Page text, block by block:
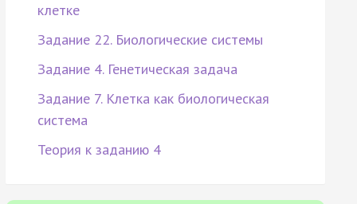
клетке
Задание 22. Биологические системы
Задание 4. Генетическая задача
Задание 7. Клетка как биологическая
система
Теория к заданию 4